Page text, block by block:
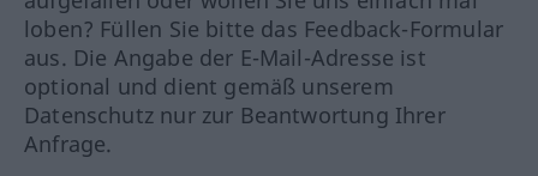
loben? Füllen Sie bitte das Feedback-Formular
aus. Die Angabe der E-Mail-Adresse ist
optional und dient gemäß unserem
Datenschutz nur zur Beantwortung Ihrer
Anfrage.